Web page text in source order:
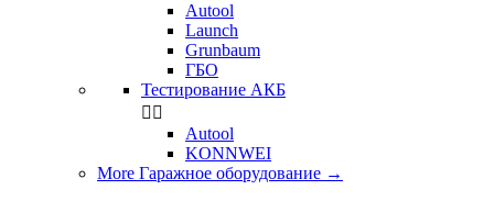
Autool
Launch
Grunbaum
ГБО
Тестирование АКБ
 
Autool
KONNWEI
More Гаражное оборудование →